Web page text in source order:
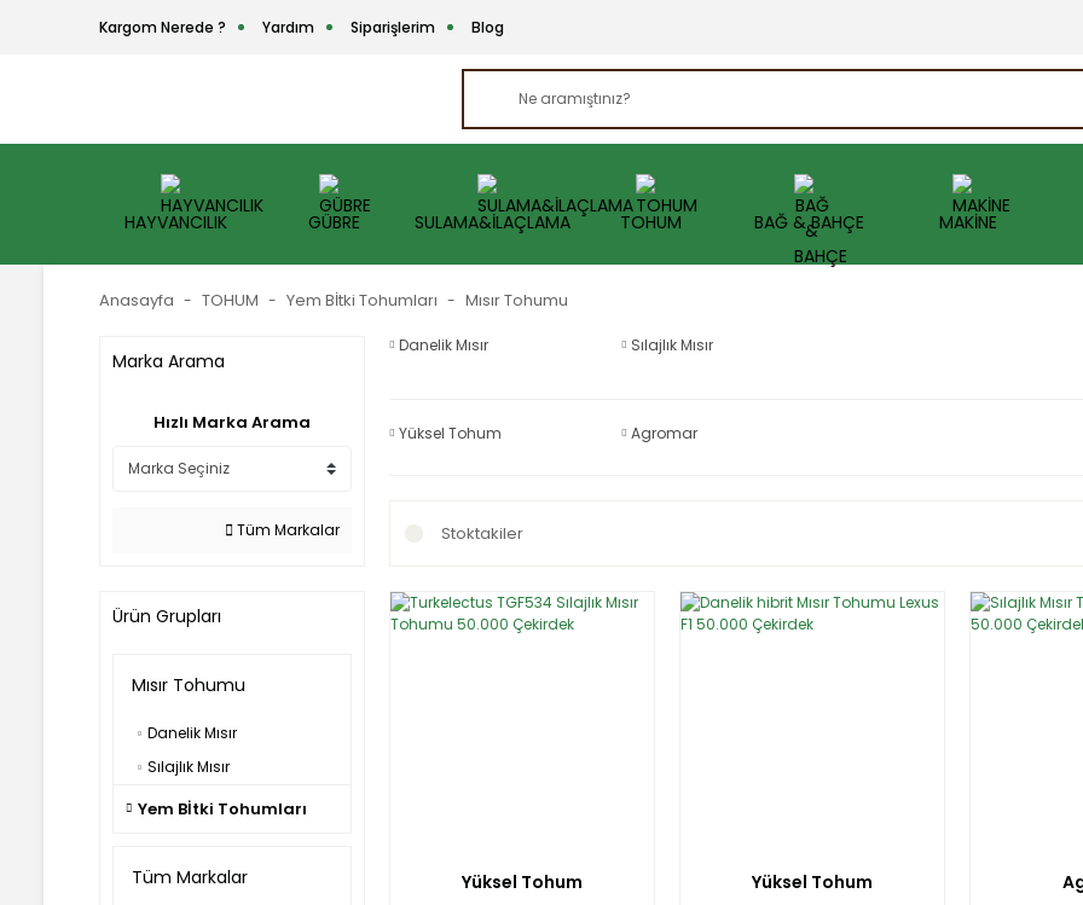
Kargom Nerede ? Yardım Siparişlerim Blog
HAYVANCILIK GÜBRE SULAMA&İLAÇLAMA TOHUM BAĞ & BAHÇE MAKİNE
Anasayfa TOHUM Yem Bİtki Tohumları Mısır Tohumu
Marka Arama
Hızlı Marka Arama
Tüm Markalar
Ürün Grupları
Mısır Tohumu
Danelik Mısır
Sılajlık Mısır
Yem Bİtki Tohumları
Tüm Markalar
Danelik Mısır Sılajlık Mısır
Yüksel Tohum Agromar
Stoktakiler
Yüksel Tohum
Yüksel Tohum